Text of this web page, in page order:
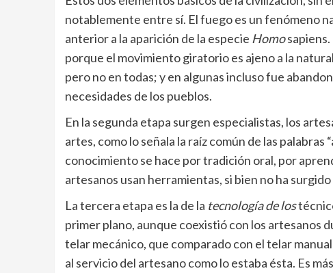
notablemente entre sí. El fuego es un fenómeno
anterior a la aparición de la especie Homo
porque el movimiento giratorio es ajeno a la
pero no en todas; y en algunas incluso fue
necesidades de los pueblos.
En la segunda etapa surgen especialistas, los
artes, como lo señala la raíz común de las palabras
conocimiento se hace por tradición oral, por
artesanos usan herramientas, si bien no ha
La tercera etapa es la de la tecnología de los
primer plano, aunque coexistió con los artesanos
telar mecánico, que comparado con el telar
al servicio del artesano como lo estaba ésta. Es